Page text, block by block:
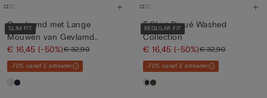
SLIM FIT
Overhemd met Lange
Mouwen van Gevlamd
Katoen
€ 16,45(-50%)€ 32,90
-70% vanaf 3 artikelen
REGULAR FIT
T-Shirt Piqué Washed
Collection
€ 16,45(-50%)€ 32,90
-70% vanaf 3 artikelen